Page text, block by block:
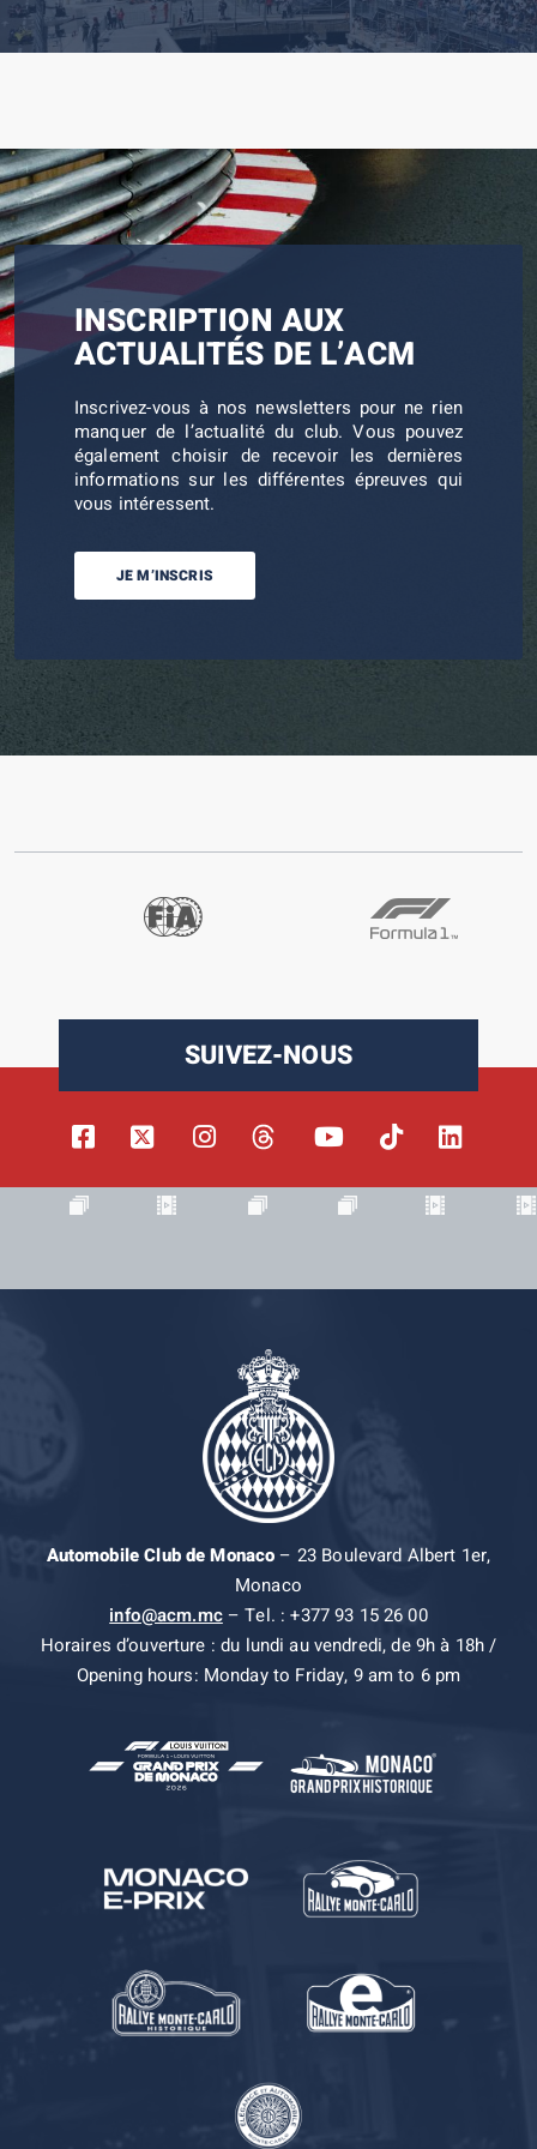
INSCRIPTION AUX
ACTUALITÉS DE L’ACM
Inscrivez-vous à nos newsletters pour ne rien
manquer de l’actualité du club. Vous pouvez
également choisir de recevoir les dernières
informations sur les différentes épreuves qui
vous intéressent.
JE M’INSCRIS
SUIVEZ-NOUS
Automobile Club de Monaco– 23 Boulevard Albert 1er,
Monaco
info@acm.mc– Tel. : +377 93 15 26 00
Horaires d’ouverture : du lundi au vendredi, de 9h à 18h /
Opening hours: Monday to Friday, 9 am to 6 pm